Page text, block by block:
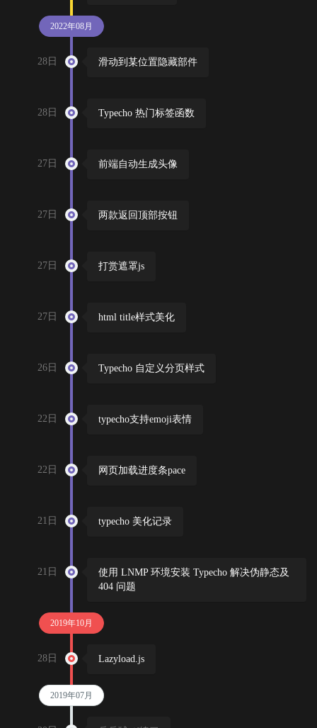
2022年08月
28日 滑动到某位置隐藏部件
28日 Typecho 热门标签函数
27日 前端自动生成头像
27日 两款返回顶部按钮
27日 打赏遮罩js
27日 html title样式美化
26日 Typecho 自定义分页样式
22日 typecho支持emoji表情
22日 网页加载进度条pace
21日 typecho 美化记录
21日
使用 LNMP 环境安装 Typecho 解决伪静态及
404 问题
2019年10月
28日 Lazyload.js
2019年07月